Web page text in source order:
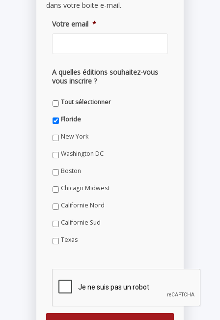
dans votre boite e-mail.
Votre email *
A quelles éditions souhaitez-vous
vous inscrire ?
Tout sélectionner
Floride
New York
Washington DC
Boston
Chicago Midwest
Californie Nord
Californie Sud
Texas